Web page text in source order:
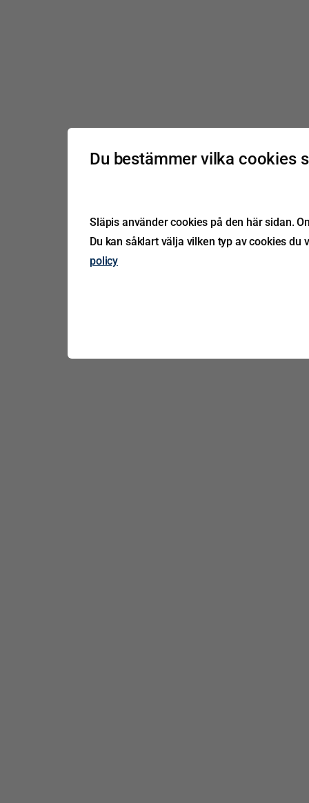
Du bestämmer vilka cookies
Släpis använder cookies på den här sidan.
Du kan såklart välja vilken typ av cookies
policy